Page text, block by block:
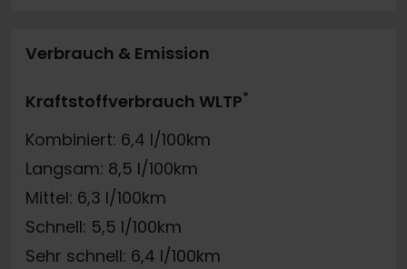
Verbrauch & Emission
Kraftstoffverbrauch WLTP*
Kombiniert: 6,4 l/100km
Langsam: 8,5 l/100km
Mittel: 6,3 l/100km
Schnell: 5,5 l/100km
Sehr schnell: 6,4 l/100km